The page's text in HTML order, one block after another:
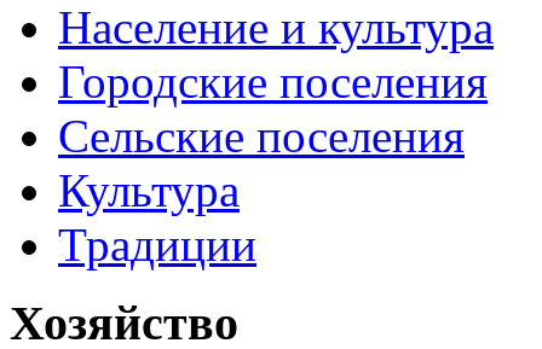
Население и культура
Городские поселения
Сельские поселения
Культура
Традиции
Хозяйство